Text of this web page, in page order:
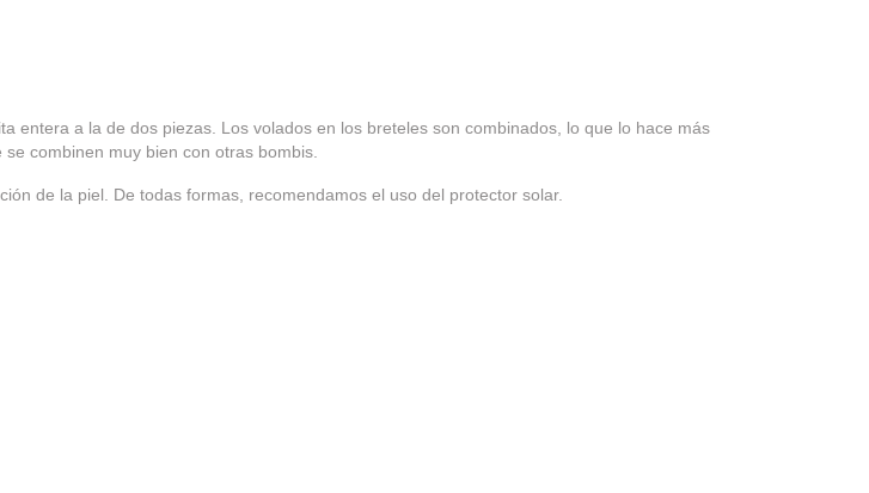
entera a la de dos piezas. Los volados en los breteles son combinados, lo que lo hace más
combinen muy bien con otras bombis.
de la piel. De todas formas, recomendamos el uso del protector solar.